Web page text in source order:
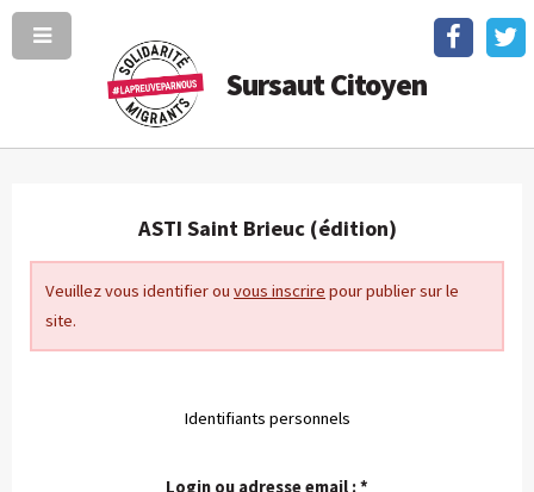
Sursaut Citoyen
ASTI Saint Brieuc (édition)
Veuillez vous identifier ou vous inscrire pour publier sur le
site.
Identifiants personnels
Login ou adresse email :*